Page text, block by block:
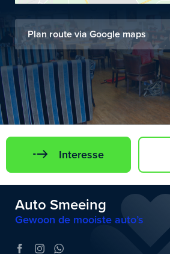
Plan route via Google maps
Interesse
Auto Smeeing
Gewoon de mooiste auto’s